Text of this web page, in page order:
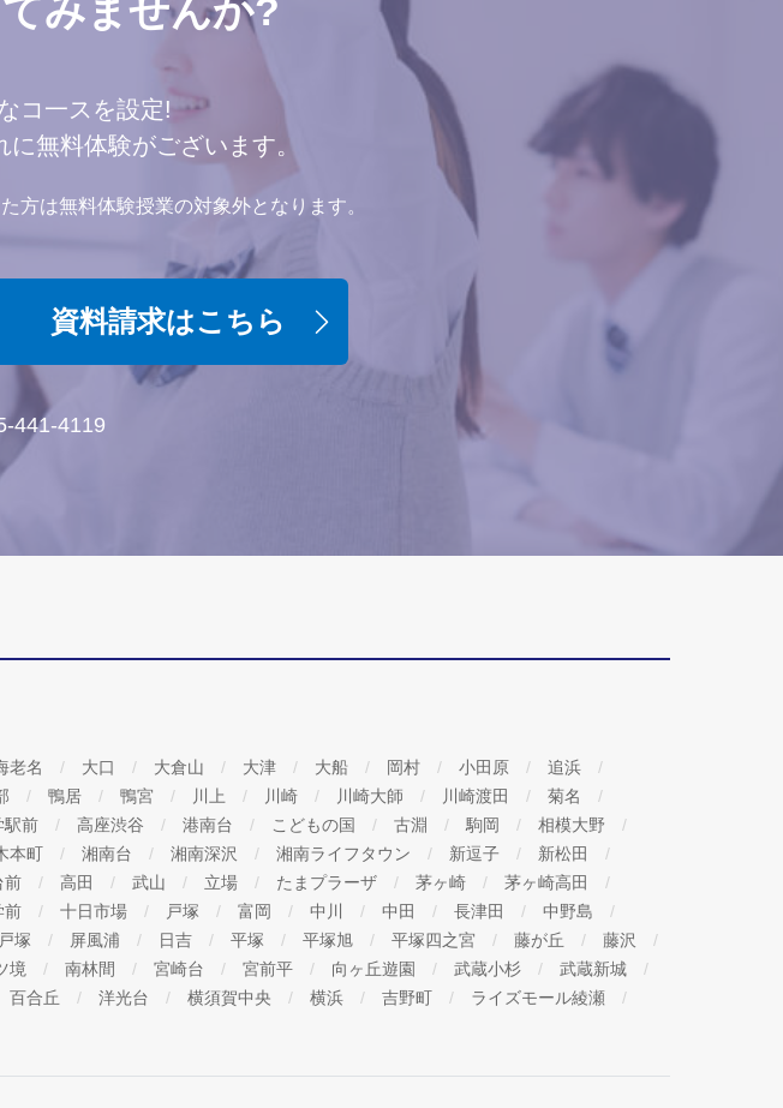
みませんか?
コ一スを設定!
無料体験がございます。
方は無料体験授業の対象外となります。
資料請求はこちら
441-4119
老名 大口 大倉山 大津 大船 岡村 小田原
追浜
鴨居 鴨宮 川上 川崎 川崎大師 川崎渡田
菊名
駅前 高座渋谷 港南台 こどもの国 古淵 駒岡
相模大野
本町 湘南台 湘南深沢 湘南ライフタウン 新逗子
新松田
前 高田 武山 立場 たまプラーザ 茅ヶ崎
茅ヶ崎高田
前 十日市場 戸塚 富岡 中川 中田 長津田
中野島
塚 屏風浦 日吉 平塚 平塚旭 平塚四之宮 藤が丘
藤沢
境 南林間 宮崎台 宮前平 向ヶ丘遊園 武蔵小杉
武蔵新城
百合丘 洋光台 横須賀中央 横浜 吉野町
ライズモール綾瀬